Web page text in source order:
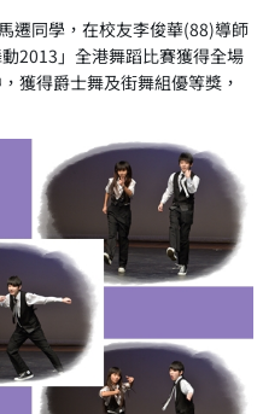
同學，在校友李俊華(88)導師
2013」全港舞蹈比賽獲得全場
獲得爵士舞及街舞組優等獎，